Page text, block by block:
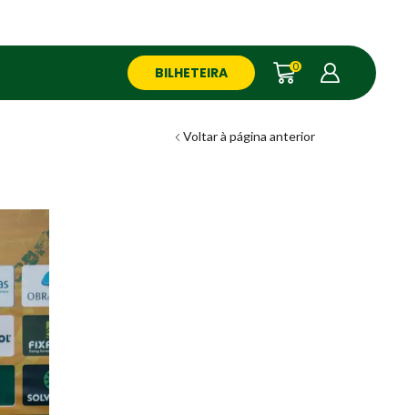
BILHETEIRA 0
Voltar à página anterior